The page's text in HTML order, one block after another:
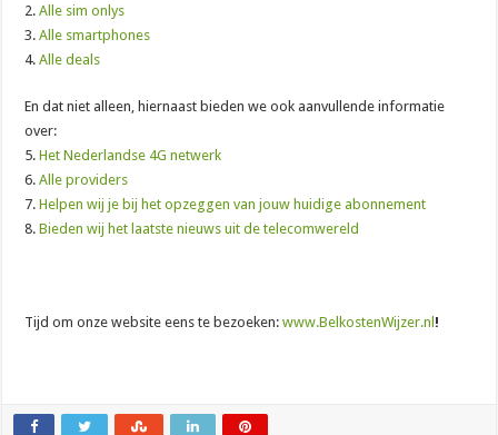
2.Alle sim onlys
3.Alle smartphones
4.Alle deals
En dat niet alleen, hiernaast bieden we ook aanvullende informatie
over:
5.Het Nederlandse 4G netwerk
6.Alle providers
7.Helpen wij je bij het opzeggen van jouw huidige abonnement
8.Bieden wij het laatste nieuws uit de telecomwereld
Tijd om onze website eens te bezoeken:www.BelkostenWijzer.nl !